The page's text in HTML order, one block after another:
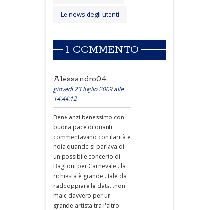
Le news degli utenti
1 COMMENTO
Alessandro04
giovedì 23 luglio 2009 alle
14:44:12
Bene anzi benessimo con
buona pace di quanti
commentavano con ilarità e
noia quando si parlava di
un possibile concerto di
Baglioni per Carnevale...la
richiesta è grande...tale da
raddoppiare le data...non
male davvero per un
grande artista tra l'altro